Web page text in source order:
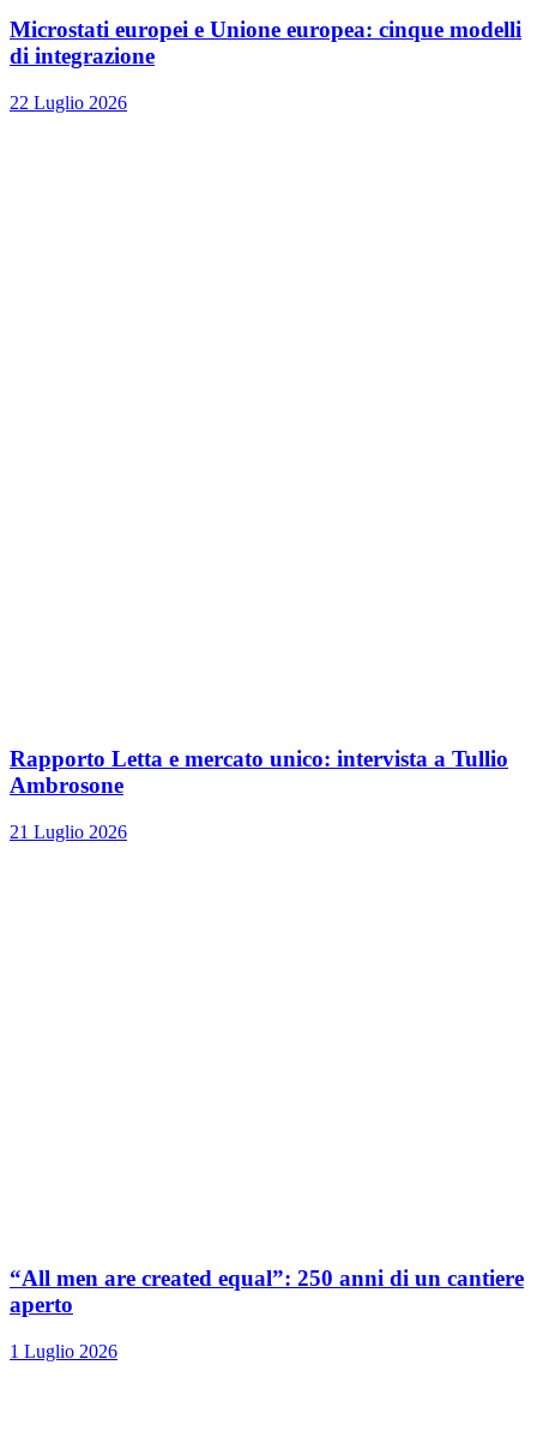
Microstati europei e Unione europea: cinque modelli
di integrazione
22 Luglio 2026
Rapporto Letta e mercato unico: intervista a Tullio
Ambrosone
21 Luglio 2026
“All men are created equal”: 250 anni di un cantiere
aperto
1 Luglio 2026